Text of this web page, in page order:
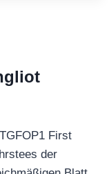
First
der